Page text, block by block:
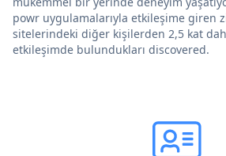
powr uygulamalarıyla etkileşime giren
sitelerindeki diğer kişilerden 2,5 kat
etkileşimde bulundukları discovered.